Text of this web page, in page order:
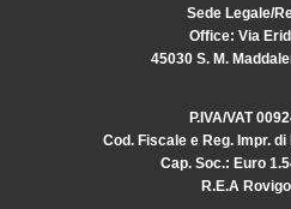
Sede Legale/
Office: Via
45030 S. M.
P.IVA/VAT
Cod. Fiscale e Reg. Impr.
Cap. Soc.: Euro
R.E.A